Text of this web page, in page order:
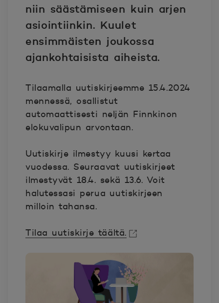
niin säästämiseen kuin arjen
asiointiinkin. Kuulet
ensimmäisten joukossa
ajankohtaisista aiheista.
Tilaamalla uutiskirjeemme 15.4.2024
mennessä, osallistut
automaattisesti neljän Finnkinon
elokuvalipun arvontaan.
Uutiskirje ilmestyy kuusi kertaa
vuodessa. Seuraavat uutiskirjeet
ilmestyvät 18.4. sekä 13.6. Voit
halutessasi perua uutiskirjeen
milloin tahansa.
Tilaa uutiskirje täältä.